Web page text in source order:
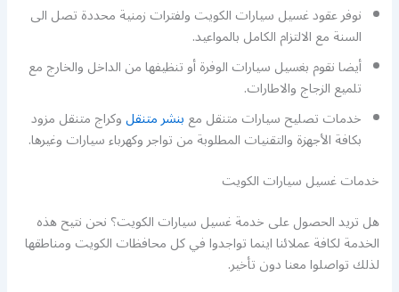
نوفر عقود غسيل سيارات الكويت ولفترات زمنية محددة تصل الى
السنة مع الالتزام الكامل بالمواعيد.
أيضا نقوم بغسيل سيارات الوفرة أو تنظيفها من الداخل والخارج مع
تلميع الزجاج والاطارات.
خدمات تصليح سيارات متنقل معبنشر متنقلوكراج متنقل مزود
بكافة الأجهزة والتقنيات المطلوبة من تواجر وكهرباء سيارات وغيرها.
خدمات غسيل سيارات الكويت
هل تريد الحصول على خدمة غسيل سيارات الكويت؟ نحن نتيح هذه
الخدمة لكافة عملائنا اينما تواجدوا في كل محافظات الكويت ومناطقها
لذلك تواصلوا معنا دون تأخير.